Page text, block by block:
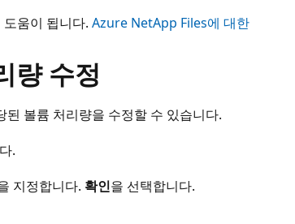
움이 됩니다. Azure NetApp Files에 대한
량 수정
볼륨 처리량을 수정할 수 있습니다.
.
지정합니다. 확인을 선택합니다.